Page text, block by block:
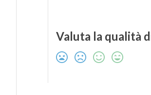
Valuta la qualità